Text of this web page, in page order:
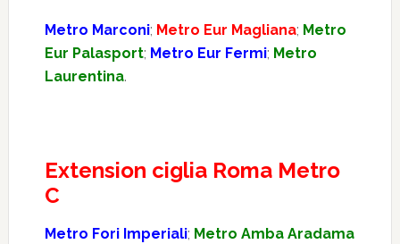
Metro Marconi; Metro Eur Magliana; Metro
Eur Palasport; Metro Eur Fermi; Metro
Laurentina.
Extension ciglia Roma Metro
C
Metro Fori Imperiali; Metro Amba Aradama